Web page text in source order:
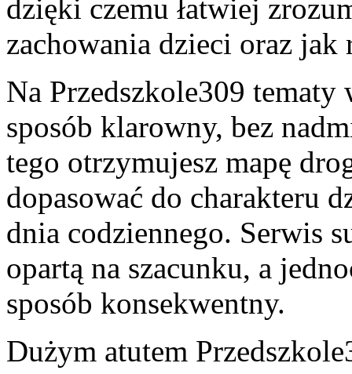
dzięki czemu łatwiej
zachowania dzieci oraz jak
Na Przedszkole309 tematy
sposób klarowny, bez
tego otrzymujesz mapę
dopasować do charakteru
dnia codziennego. Serwis
opartą na szacunku, a
sposób konsekwentny.
Dużym atutem